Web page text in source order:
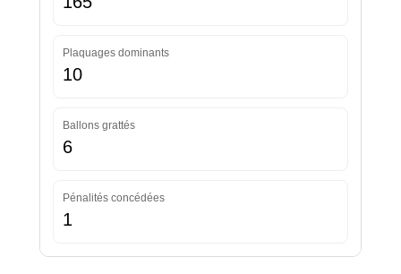
Plaquages dominants
10
Ballons grattés
6
Pénalités concédées
1